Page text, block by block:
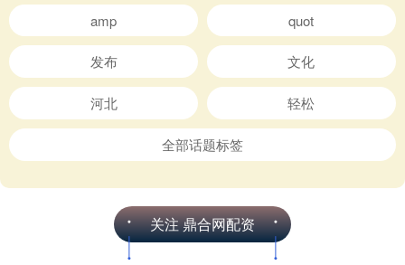
amp quot
发布 文化
河北 轻松
全部话题标签
关注 鼎合网配资